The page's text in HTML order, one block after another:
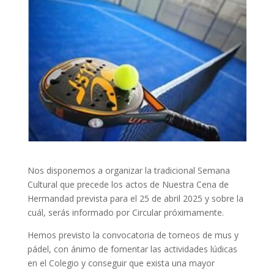
Nos disponemos a organizar la tradicional Semana
Cultural que precede los actos de Nuestra Cena de
Hermandad prevista para el 25 de abril 2025 y sobre la
cuál, serás informado por Circular próximamente.
Hemos previsto la convocatoria de torneos de mus y
pádel, con ánimo de fomentar las actividades lúdicas
en el Colegio y conseguir que exista una mayor